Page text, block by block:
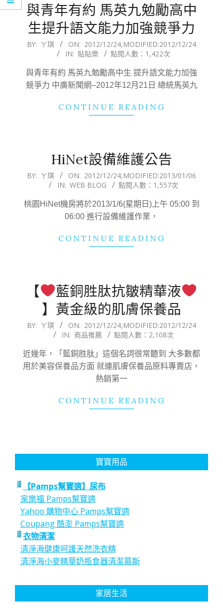
與青年有約 馬英九勉勵高中
生提升語文能力加強競爭力
2012-
24
BY: ㄚ琪 ON: 2012/12/24,MODIFIED:2012/12/24
IN: 貼貼樂 點閱人數：1,422次
與青年有約 馬英九勉勵高中生 提升語文能力加強
競爭力 中廣新聞網–2012年12月21日 總統馬英九
CONTINUE READING
HiNet設備維護公告
2012-
24
BY: ㄚ琪 ON: 2012/12/24,MODIFIED:2013/01/06
IN: WEB BLOG 點閱人數：1,557次
桃園HiNet機房將於2013/1/6(星期日)上午 05:00 到
06:00 進行設備維護作業，
CONTINUE READING
【
藍銅胜肽抗皺精華液
】黃金級的肌膚保養品
2012-
24
BY: ㄚ琪 ON: 2012/12/24,MODIFIED:2012/12/24
IN: 商品推薦 點閱人數：2,108次
近幾年，「藍銅胜肽」這個名詞很常聽到 大多數都
用於美容保養品方面 就連肌膚保養品原料專賣店，
熱銷第一
CONTINUE READING
寶寶用品
【Pamps幫寶適】尿布
家樂福 Pamps幫寶適
Yahoo 購物中心 Pamps幫寶適
Coupang 酷澎 Pamps幫寶適
衣物清潔
清淨海健康呵護天然洗衣精
清淨海小麥精華奶瓶食器清潔慕斯
家居生活